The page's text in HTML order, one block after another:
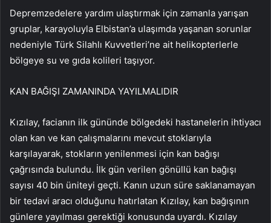
Depremzedelere yardım ulaştırmak için zamanla yarışan
gruplar, karayoluyla Elbistan’a ulaşımda yaşanan sorunlar
nedeniyle Türk Silahlı Kuvvetleri’ne ait helikopterlerle
bölgeye su ve gıda kolileri taşıyor.
KAN BAĞIŞI ZAMANINDA YAYILMALIDIR
Kızılay, facianın ilk gününde bölgedeki hastanelerin ihtiyacı
olan kan ve kan çalışmalarını mevcut stoklarıyla
karşılayarak, stokların yenilenmesi için kan bağışı
çağrısında bulundu. İlk gün verilen gönüllü kan bağışı
sayısı 40 bin üniteyi geçti. Kanın uzun süre saklanamayan
bir tedavi aracı olduğunu hatırlatan Kızılay, kan bağışının
günlere yayılması gerektiği konusunda uyardı. Kızılay